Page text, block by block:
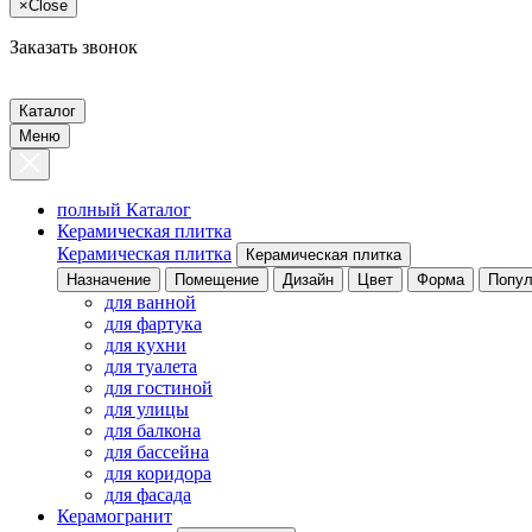
×Close
Заказать звонок
Каталог
Меню
полный Каталог
Керамическая плитка
Керамическая плитка
Керамическая плитка
Назначение
Помещение Дизайн Цвет Форма
для ванной
для фартука
для кухни
для туалета
для гостиной
для улицы
для балкона
для бассейна
для коридора
для фасада
Керамогранит